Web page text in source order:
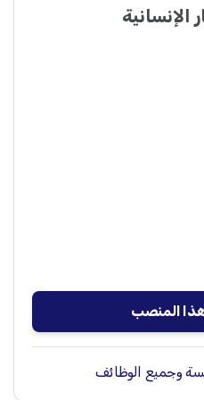
الإنسانية
المنصب
وجميع الوظائف